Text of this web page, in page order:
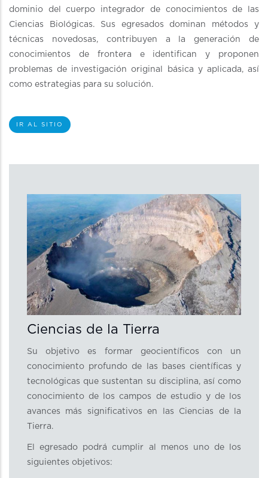
dominio del cuerpo integrador de conocimientos de las
Ciencias Biológicas. Sus egresados dominan métodos y
técnicas novedosas, contribuyen a la generación de
conocimientos de frontera e identifican y proponen
problemas de investigación original básica y aplicada, así
como estrategias para su solución.
IR AL SITIO
Ciencias de la Tierra
Su objetivo es formar geocientíficos con un
conocimiento profundo de las bases científicas y
tecnológicas que sustentan su disciplina, así como
conocimiento de los campos de estudio y de los
avances más significativos en las Ciencias de la
Tierra.
El egresado podrá cumplir al menos uno de los
siguientes objetivos: